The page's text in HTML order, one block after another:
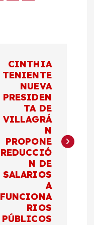
CINTHIA
TENIENTE
NUEVA
PRESIDEN
TA DE
VILLAGRÁ
N
PROPONE
REDUCCIÓ
N DE
SALARIOS
A
FUNCIONA
RIOS
PÚBLICOS